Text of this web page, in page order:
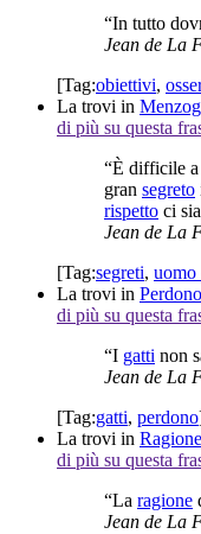
“In tutto
Jean de La
[Tag:obiettivi,
La trovi in
di più su questa
“È difficile
gran segreto
rispetto ci
Jean de La
[Tag:segreti, uomo
La trovi in
di più su questa
“I gatti non
Jean de La
[Tag:gatti, perdono
La trovi in
di più su questa
“La ragione
Jean de La